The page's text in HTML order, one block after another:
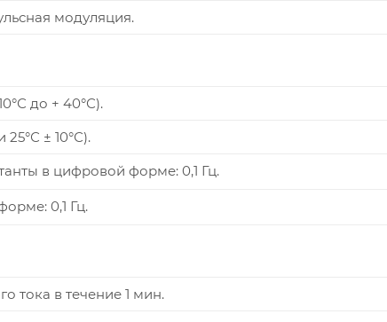
модуляция.
до + 40°С).
± 10°С).
в цифровой форме: 0,1 Гц.
0,1 Гц.
тока в течение 1 мин.